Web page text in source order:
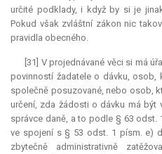
určité podklady, i když by si je
Pokud však zvláštní zákon nic
pravidla obecného.
[31] V projednávané věci si má
povinností žadatele o dávku, osob,
společně posuzované, nebo osob,
určení, zda žádosti o dávku má být
správce daně, a to podle § 63
ve spojení s § 53 odst. 1 písm. e)
zbytečně administrativně